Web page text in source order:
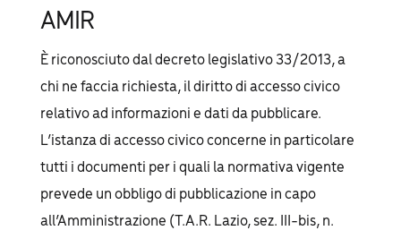
AMIR
È riconosciuto dal decreto legislativo 33/2013, a
chi ne faccia richiesta, il diritto di accesso civico
relativo ad informazioni e dati da pubblicare.
L’istanza di accesso civico concerne in particolare
tutti i documenti per i quali la normativa vigente
prevede un obbligo di pubblicazione in capo
all’Amministrazione (T.A.R. Lazio, sez. III-bis, n.